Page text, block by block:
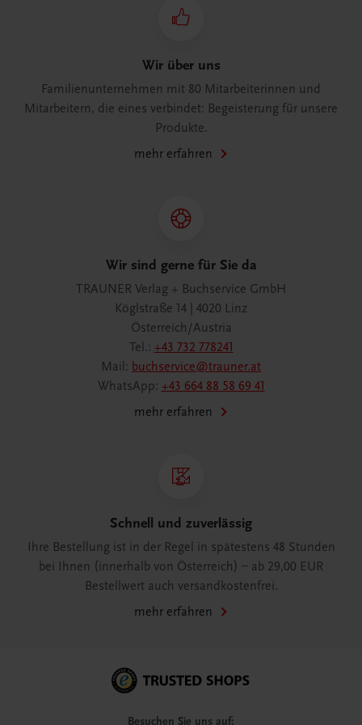
Wir über uns
Familienunternehmen mit 80 Mitarbeiterinnen und
Mitarbeitern, die eines verbindet: Begeisterung für unsere
Produkte.
mehr erfahren
Wir sind gerne für Sie da
TRAUNER Verlag + Buchservice GmbH
Köglstraße 14 | 4020 Linz
Österreich/Austria
Tel.: +43 732 778241
Mail: buchservice@trauner.at
WhatsApp: +43 664 88 58 69 41
mehr erfahren
Schnell und zuverlässig
Ihre Bestellung ist in der Regel in spätestens 48 Stunden
bei Ihnen (innerhalb von Österreich) – ab 29,00 EUR
Bestellwert auch versandkostenfrei.
mehr erfahren
Besuchen Sie uns auf: